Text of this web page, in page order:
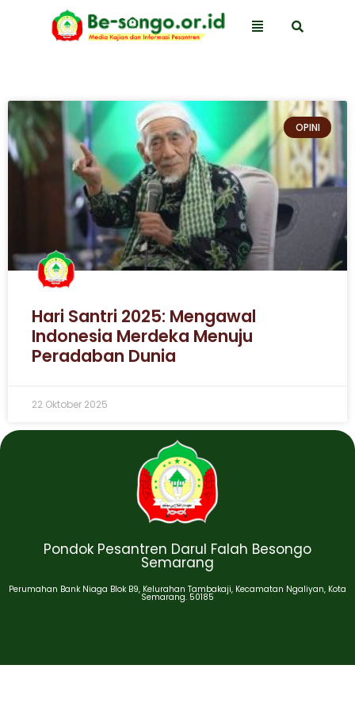
OPINI
Hari Santri 2025: Mengawal
Indonesia Merdeka Menuju
Peradaban Dunia
22 Oktober 2025
Pondok Pesantren Darul Falah Besongo
Semarang
Perumahan Bank Niaga Blok B9, Kelurahan Tambakaji, Kecamatan Ngaliyan, Kota
Semarang. 50185